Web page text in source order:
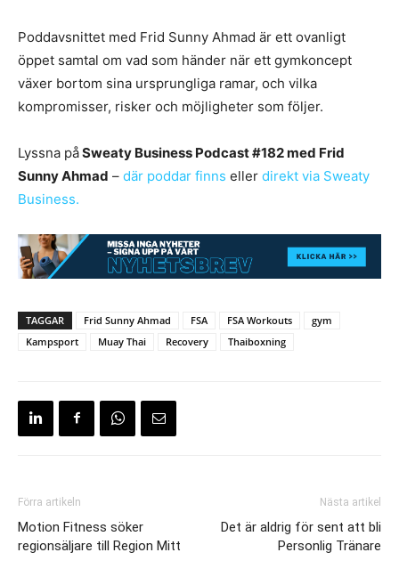
Poddavsnittet med Frid Sunny Ahmad är ett ovanligt
öppet samtal om vad som händer när ett gymkoncept
växer bortom sina ursprungliga ramar, och vilka
kompromisser, risker och möjligheter som följer.
Lyssna påSweaty Business Podcast #182 med Frid
Sunny Ahmad – där poddar finns eller direkt via Sweaty
Business.
TAGGAR Frid Sunny Ahmad FSA FSA Workouts
gym
Kampsport
Muay Thai Recovery Thaiboxning
Förra artikeln
Motion Fitness söker
regionsäljare till Region Mitt
Nästa artikel
Det är aldrig för sent att bli
Personlig Tränare